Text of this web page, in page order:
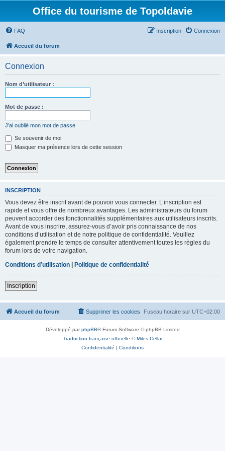
Office du tourisme de Topoldavie
FAQ Connexion
Inscription
Accueil du forum
Connexion
Nom d’utilisateur :
Mot de passe :
J’ai oublié mon mot de passe
Se souvenir de moi
Masquer ma présence lors de cette session
INSCRIPTION
Vous devez être inscrit avant de pouvoir vous connecter. L’inscription est
rapide et vous offre de nombreux avantages. Les administrateurs du forum
peuvent accorder des fonctionnalités supplémentaires aux utilisateurs inscrits.
Avant de vous inscrire, assurez-vous d’avoir pris connaissance de nos
conditions d’utilisation et de notre politique de confidentialité. Veuillez
également prendre le temps de consulter attentivement toutes les règles du
forum lors de votre navigation.
Conditions d’utilisation | Politique de confidentialité
Inscription
Accueil du forum Fuseau horaire sur UTC+02:00
Supprimer les cookies
Développé parphpBB® Forum Software © phpBB Limited
Traduction française officielle ©Miles Cellar
Confidentialité | Conditions